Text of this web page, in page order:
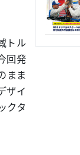
トル
回発
まま
ザイ
クタ